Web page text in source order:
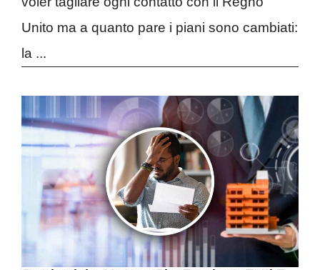
Unito ma a quanto pare i piani sono cambiati:
la ...